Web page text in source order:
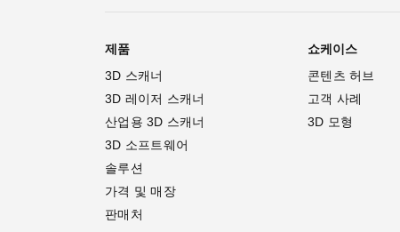
제품
3D 스캐너
3D 레이저 스캐너
산업용 3D 스캐너
3D 소프트웨어
솔루션
가격 및 매장
판매처
쇼케이스
콘텐츠 허브
고객 사례
3D 모형